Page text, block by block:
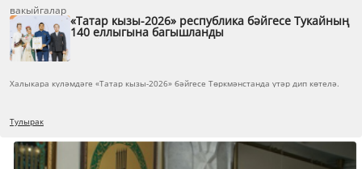
вакыйгалар
«Татар кызы-2026» республика бәйгесе Тукайның
140 еллыгына багышланды
Халыкара күләмдәге «Татар кызы-2026» бәйгесе Төркмәнстанда үтәр дип көтелә.
Тулырак